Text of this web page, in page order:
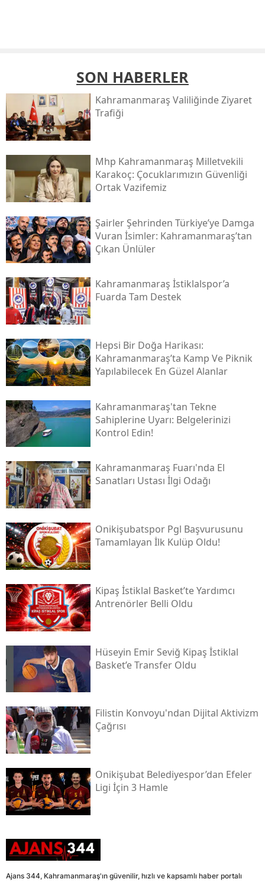
SON HABERLER
Kahramanmaraş Valiliğinde Ziyaret
Trafiği
Mhp Kahramanmaraş Milletvekili
Karakoç: Çocuklarımızın Güvenliği
Ortak Vazifemiz
Şairler Şehrinden Türkiye’ye Damga
Vuran İsimler: Kahramanmaraş’tan
Çıkan Ünlüler
Kahramanmaraş İstiklalspor’a
Fuarda Tam Destek
Hepsi Bir Doğa Harikası:
Kahramanmaraş’ta Kamp Ve Piknik
Yapılabilecek En Güzel Alanlar
Kahramanmaraş'tan Tekne
Sahiplerine Uyarı: Belgelerinizi
Kontrol Edin!
Kahramanmaraş Fuarı'nda El
Sanatları Ustası İlgi Odağı
Onikişubatspor Pgl Başvurusunu
Tamamlayan İlk Kulüp Oldu!
Kipaş İstiklal Basket’te Yardımcı
Antrenörler Belli Oldu
Hüseyin Emir Seviğ Kipaş İstiklal
Basket’e Transfer Oldu
Filistin Konvoyu'ndan Dijital Aktivizm
Çağrısı
Onikişubat Belediyespor’dan Efeler
Ligi İçin 3 Hamle
Ajans 344, Kahramanmaraş'ın güvenilir, hızlı ve kapsamlı haber portalı